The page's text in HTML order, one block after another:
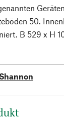
50.
B 529 x H